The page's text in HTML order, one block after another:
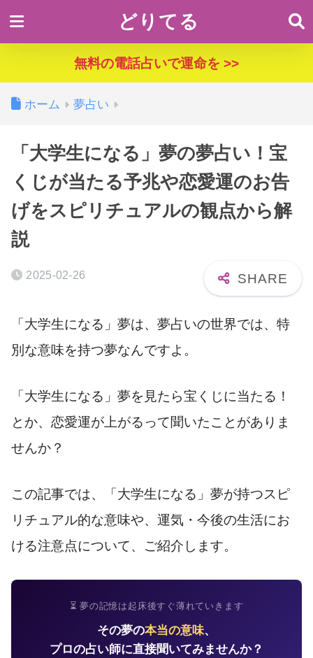
どりてる
無料の電話占いで運命を >>
ホーム 夢占い
「大学生になる」夢の夢占い！宝
くじが当たる予兆や恋愛運のお告
げをスピリチュアルの観点から解
説
2025-02-26
「大学生になる」夢は、夢占いの世界では、特
別な意味を持つ夢なんですよ。
「大学生になる」夢を見たら宝くじに当たる！
とか、恋愛運が上がるって聞いたことがありま
せんか？
この記事では、「大学生になる」夢が持つスピ
リチュアル的な意味や、運気・今後の生活にお
ける注意点について、ご紹介します。
⏳ 夢の記憶は起床後すぐ薄れていきます
その夢の本当の意味、
プロの占い師に直接聞いてみませんか？